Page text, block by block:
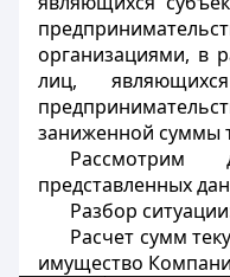
организациями, в
лиц,
заниженной суммы
представленных
Разбор
Расчет сумм
имущество